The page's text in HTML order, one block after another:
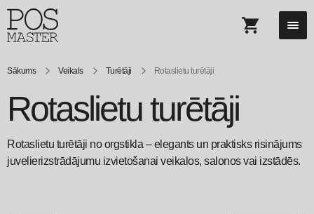
Sākums Veikals Turētāji Rotaslietu turētāji
Rotaslietu turētāji
Rotaslietu turētāji no orgstikla – elegants un praktisks risinājums
juvelierizstrādājumu izvietošanai veikalos, salonos vai izstādēs.